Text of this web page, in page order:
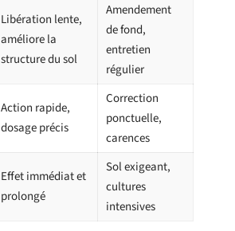
Libération lente,
améliore la
structure du sol
Amendement
de fond,
entretien
régulier
Action rapide,
dosage précis
Correction
ponctuelle,
carences
Effet immédiat et
prolongé
Sol exigeant,
cultures
intensives